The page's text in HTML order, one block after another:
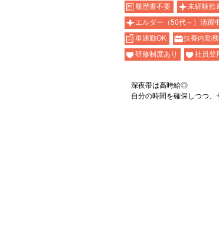
履歴書不要 未経験歓
エルダー（50代～）活躍
車通勤OK
扶養内勤
研修制度あり
社員登
深夜帯は高時給◎
自分の時間を確保しつつ、